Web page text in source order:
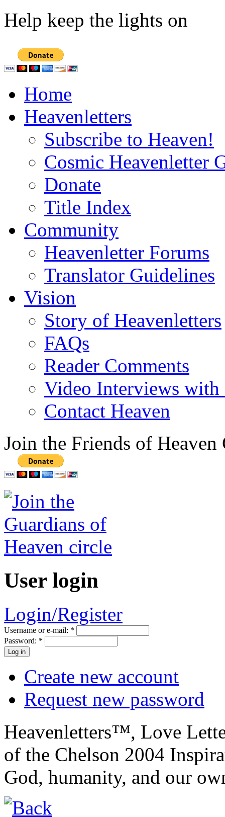
Help keep the lights on
Home
Heavenletters
Subscribe to Heaven!
Cosmic Heavenletter
Donate
Title Index
Community
Heavenletter Forums
Translator Guidelines
Vision
Story of Heavenletters
FAQs
Reader Comments
Video Interviews with
Contact Heaven
Join the Friends of Heaven
User login
Login/Register
Username or e-mail: *
Password: *
Create new account
Request new password
Heavenletters™, Love
of the Chelson 2004
God, humanity, and our